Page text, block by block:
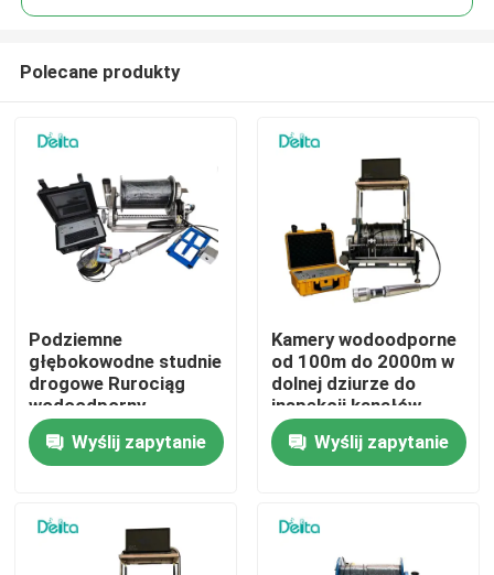
Do domu
Polecane produkty
Podziemne
głębokowodne studnie
drogowe Rurociąg
wodoodporny
Inspekcja kamery
wiertniczej
Wyślij zapytanie
Kamery wodoodporne
od 100m do 2000m w
dolnej dziurze do
inspekcji kanałów
Wyślij zapytanie